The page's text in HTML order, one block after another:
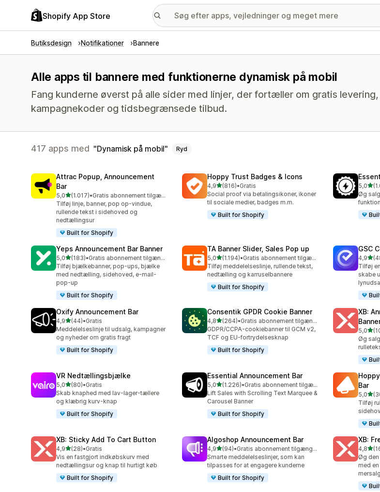
Shopify App Store
Butiksdesign Notifikationer Bannere
Alle apps til bannere med funktionerne dynamisk på mobil
Fang kunderne øverst på alle sider med linjer, der fortæller om gratis levering,
kampagnekoder og tidsbegrænsede tilbud.
417 apps med Dynamisk på mobil Ryd
Attrac Popup, Announcement
Bar
5,0ud af 5 stjerner
(1.017)
1017 anmeldelser i alt
•
Gratis abonnement tilgængeligt
Tilføj linje, banner, pop op-vindue,
rullende tekst i sidehoved og
nedtællingsur
Built for Shopify
Hoppy Trust Badges & Icons
4,9ud af 5 stjerner
(816)
816 anmeldelser i alt
•Gratis
Social proof via betalingsikoner, ikoner
til sociale medier, badges m.m.
Built for Shopify
5,0ud
1035
Øg
Yeps Announcement Bar Banner
5,0ud af 5 stjerner
(183)
183 anmeldelser i alt
•
Gratis abonnement tilgængeligt
Tilføj bjælkebanner, pop-ups, bjælke
med nedtælling, sidehoved, e-mail-
pop-up
Built for Shopify
TA Banner Slider, Sales Pop up
5,0ud af 5 stjerner
(1.194)
1194 anmeldelser i alt
•
Gratis abonnement tilgængeligt
Tilføj meddelelseslinje, rullende tekst,
nedtælling og karruselbannere
Built for Shopify
GSC
4,9ud
482
Tilføj
skabe
Oxify Announcement Bar
4,9ud af 5 stjerner
(44)
44 anmeldelser i alt
•Gratis
Meddelelseslinje til udsalg, kampagner
og nyheder om gratis fragt
Built for Shopify
Consentik GPDR Cookie Banner
4,8ud af 5 stjerner
(264)
264 anmeldelser i alt
•
Gratis abonnement tilgængeligt
GDPR/CCPA-cookiebanner til GCM v2,
TCF og EU-fortrydelsesknap
Built for Shopify
XB:
5,0ud
101
Øg
VR Nedtællingsbjælke
5,0ud af 5 stjerner
(80)
80 anmeldelser i alt
•Gratis
Skab knaphed med lav-lager-tællere
og klæbrig kurv-knap
Built for Shopify
Essential Announcement Bar
5,0ud af 5 stjerner
(1.226)
1226 anmeldelser i alt
•
Gratis abonnement tilgængeligt
Lift Sales with Scrolling Text Marquee &
Carousel Banner
Built for Shopify
Bar
5,0ud
30
Tilføj
XB: Sticky Add To Cart Button
4,9ud af 5 stjerner
(28)
28 anmeldelser i alt
•Gratis
Vis en fastgjort indkøbskurv med
nedtællingsur og knap til hurtigt køb
Built for Shopify
Algoshop Announcement Bar
4,9ud af 5 stjerner
(94)
94 anmeldelser i alt
•
Gratis abonnement tilgængeligt
Smarte meddelelseslinjer, som kan
tilpasses for at engagere kunderne
Built for Shopify
XB:
4,8ud
16
Øg den
med